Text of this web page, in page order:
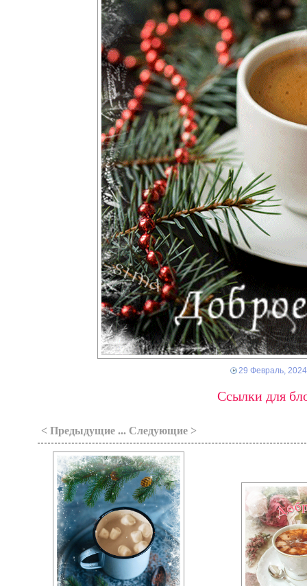
29 Февраль, 2024
Ссылки для
< Предыдущие ... Следующие >